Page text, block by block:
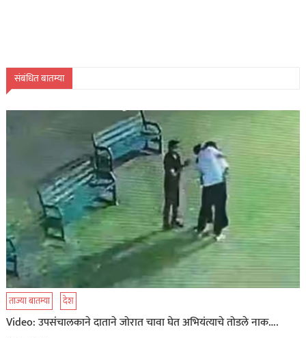
संबंधित बातम्या
ताज्या बातम्या देश
Video: उपसंचालकाने दाताने जोरात चावा घेत अभियंत्याचे तोडले नाक….